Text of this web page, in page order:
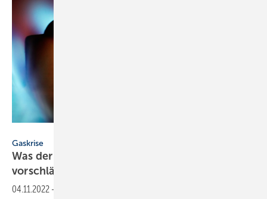
Gaskrise
Was der Abschlussbericht der Gaskommission
vorschlägt
04.11.2022 -